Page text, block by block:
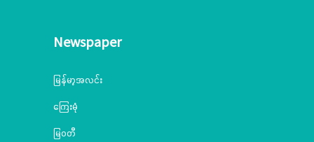
Newspaper
မြန်မာ့အလင်း
ကြေးမုံ
မြဝတီ